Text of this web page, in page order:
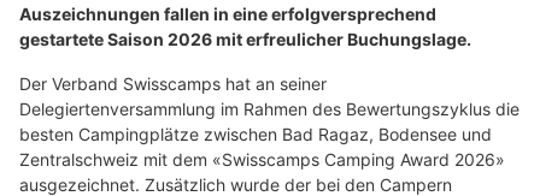
Auszeichnungen fallen in eine erfolgversprechend
gestartete Saison 2026 mit erfreulicher Buchungslage.
Der Verband Swisscamps hat an seiner
Delegiertenversammlung im Rahmen des Bewertungszyklus die
besten Campingplätze zwischen Bad Ragaz, Bodensee und
Zentralschweiz mit dem «Swisscamps Camping Award 2026»
ausgezeichnet. Zusätzlich wurde der bei den Campern